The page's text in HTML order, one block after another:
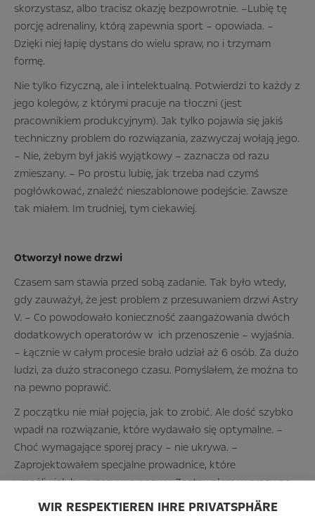
WIR RESPEKTIEREN IHRE PRIVATSPHÄRE
skorzystasz, albo tracisz okazję bezpowrotnie. –Lubię tę
porcję adrenaliny, którą zapewnia sport – opowiada. –
Dzięki niej łapię dystans do wielu spraw, no i trzymam
formę.
Nie tylko fizyczną, ale i intelektualną. Potwierdzi to każdy z
jego kolegów, z którymi pracuje na tłoczni (jest
pracownikiem produkcyjnym). Jak tylko pojawia się jakiś
techniczny problem do rozwiązania, zazwyczaj wołają jego.
– Nie, żebym był jakiś wyjątkowy – zaznacza od razu
zmieszany. – Po prostu lubię, jak trzeba nad czymś
pogłówkować, znaleźć nieszablonowe podejście. Zawsze
tak miałem. Im trudniej, tym ciekawiej.
Otworzył nowe drzwi
Czasem sam stawia przed sobą zadanie. Tak było wtedy,
gdy zauważył, że jest problem z przesuwaniem drzwi Astry
V. – Co powodowało konieczność zaangażowania dwóch
dodatkowych operatorów w ich przenoszenie – wyjaśnia.
– Łącznie w całym procesie brało udział aż 6 osób. Za dużo
ludzi, za dużo straconego czasu. Pomyślałem, że można to
na pewno poprawić.
Z początku nie miał pojęcia, jak to zrobić. Ale dość szybko
wpadł na rozwiązanie, które wydawało się optymalne. –
Choć wymagające sporej pracy – nie ukrywa. –
Zaprojektowałem specjalne prowadnice, które
umożliwiałyby przesuw rynnowy. Zostawałem w pracy po
godzinach i krok po kroku tworzyłem ich model.